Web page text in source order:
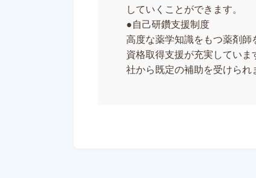
していくことができます。
●自己研鑽支援制度
高度な薬学知識をもつ薬剤師
資格取得支援が充実してい
社から既定の補助を受けられ